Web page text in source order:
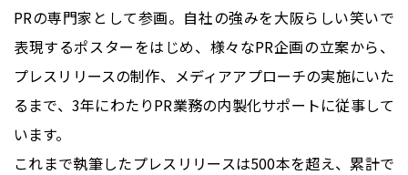
PRの専門家として参画。自社の強みを大阪らしい笑いで
表現するポスターをはじめ、様々なPR企画の立案から、
プレスリリースの制作、メディアアプローチの実施にいた
るまで、3年にわたりPR業務の内製化サポートに従事して
います。
これまで執筆したプレスリリースは500本を超え、累計で